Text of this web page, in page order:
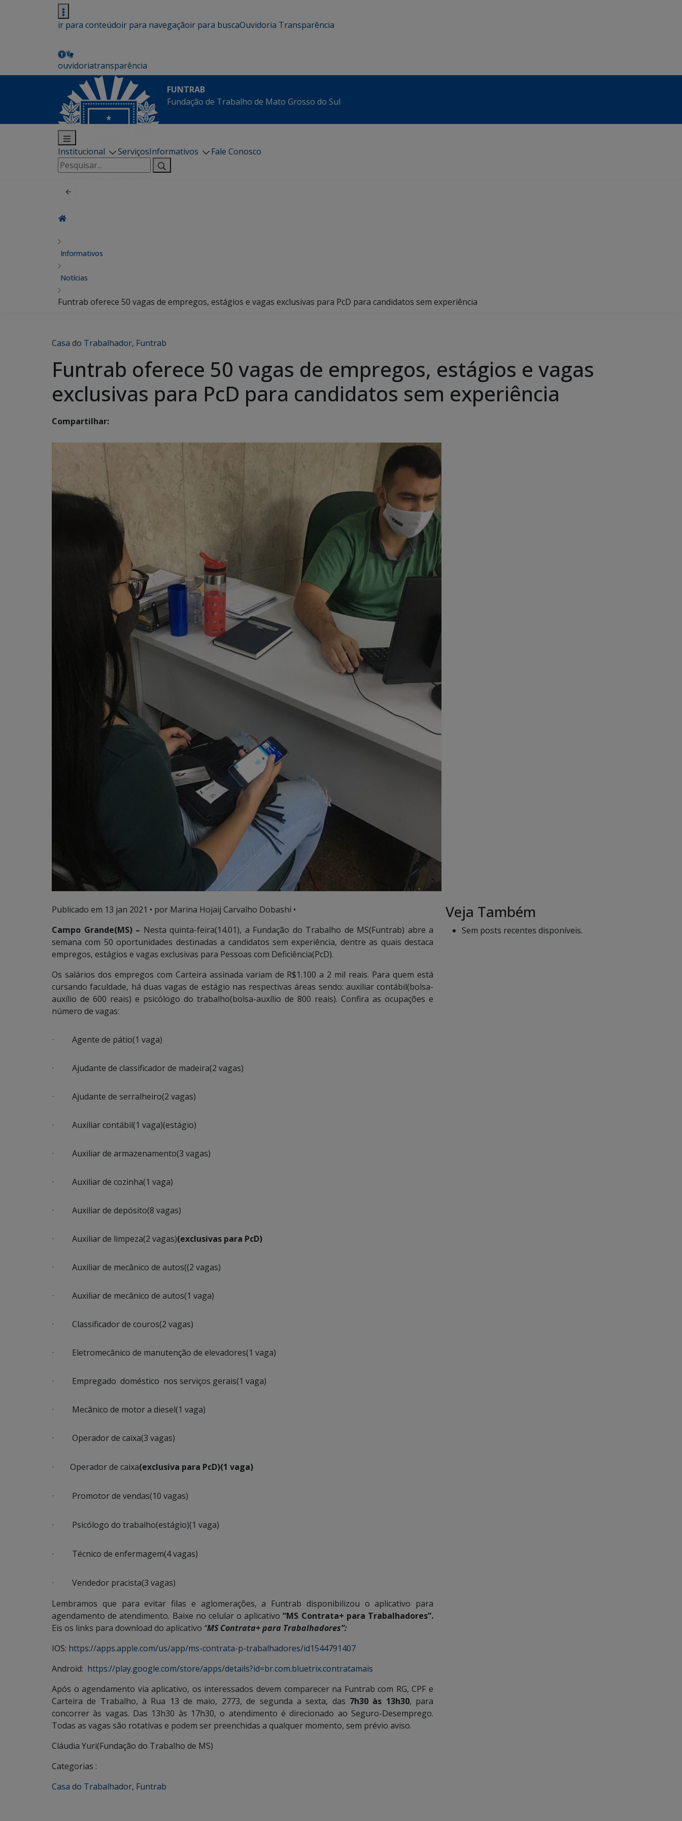
ir para conteúdoir para navegaçãoir para buscaOuvidoria Transparência
ouvidoriatransparência
FUNTRAB
Fundação de Trabalho de Mato Grosso do Sul
Institucional ServiçosInformativos
Fale Conosco
Pesquisar
por:
Informativos
Notícias
Funtrab oferece 50 vagas de empregos, estágios e vagas exclusivas para PcD para candidatos sem experiência
Casa do Trabalhador, Funtrab
Funtrab oferece 50 vagas de empregos, estágios e vagas
exclusivas para PcD para candidatos sem experiência
Compartilhar:
Publicado em 13 jan 2021 • por Marina Hojaij Carvalho Dobashi •
Campo Grande(MS) – Nesta quinta-feira(14.01), a Fundação do Trabalho de MS(Funtrab) abre a
semana com 50 oportunidades destinadas a candidatos sem experiência, dentre as quais destaca
empregos, estágios e vagas exclusivas para Pessoas com Deficiência(PcD).
Os salários dos empregos com Carteira assinada variam de R$1.100 a 2 mil reais. Para quem está
cursando faculdade, há duas vagas de estágio nas respectivas áreas sendo: auxiliar contábil(bolsa-
auxílio de 600 reais) e psicólogo do trabalho(bolsa-auxílio de 800 reais). Confira as ocupações e
número de vagas:
· Agente de pátio(1 vaga)
· Ajudante de classificador de madeira(2 vagas)
· Ajudante de serralheiro(2 vagas)
· Auxiliar contábil(1 vaga)(estágio)
· Auxiliar de armazenamento(3 vagas)
· Auxiliar de cozinha(1 vaga)
· Auxiliar de depósito(8 vagas)
· Auxiliar de limpeza(2 vagas)(exclusivas para PcD)
· Auxiliar de mecânico de autos((2 vagas)
· Auxiliar de mecânico de autos(1 vaga)
· Classificador de couros(2 vagas)
· Eletromecânico de manutenção de elevadores(1 vaga)
· Empregado doméstico nos serviços gerais(1 vaga)
· Mecânico de motor a diesel(1 vaga)
· Operador de caixa(3 vagas)
· Operador de caixa(exclusiva para PcD)(1 vaga)
· Promotor de vendas(10 vagas)
· Psicólogo do trabalho(estágio)(1 vaga)
· Técnico de enfermagem(4 vagas)
· Vendedor pracista(3 vagas)
Lembramos que para evitar filas e aglomerações, a Funtrab disponibilizou o aplicativo para
agendamento de atendimento. Baixe no celular o aplicativo “MS Contrata+ para Trabalhadores”.
Eis os links para download do aplicativo “MS Contrata+ para Trabalhadores”:
IOS: https://apps.apple.com/us/app/ms-contrata-p-trabalhadores/id1544791407
Android: https://play.google.com/store/apps/details?id=br.com.bluetrix.contratamais
Após o agendamento via aplicativo, os interessados devem comparecer na Funtrab com RG, CPF e
Carteira de Trabalho, à Rua 13 de maio, 2773, de segunda a sexta, das 7h30 às 13h30, para
concorrer às vagas. Das 13h30 às 17h30, o atendimento é direcionado ao Seguro-Desemprego.
Todas as vagas são rotativas e podem ser preenchidas a qualquer momento, sem prévio aviso.
Cláudia Yuri(Fundação do Trabalho de MS)
Categorias :
Casa do Trabalhador, Funtrab
Veja Também
Sem posts recentes disponíveis.